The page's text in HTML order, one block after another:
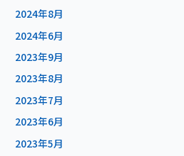
2024年8月
2024年6月
2023年9月
2023年8月
2023年7月
2023年6月
2023年5月